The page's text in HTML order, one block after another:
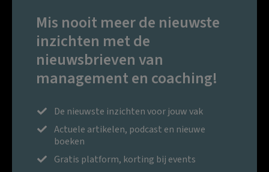
Mis nooit meer de nieuwste
inzichten met de
nieuwsbrieven van
management en coaching!
De nieuwste inzichten voor jouw vak
Actuele artikelen, podcast en nieuwe
boeken
Gratis platform, korting bij events